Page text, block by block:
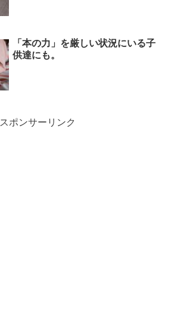
「本の力」を厳しい状況にいる子
供達にも。
スポンサーリンク